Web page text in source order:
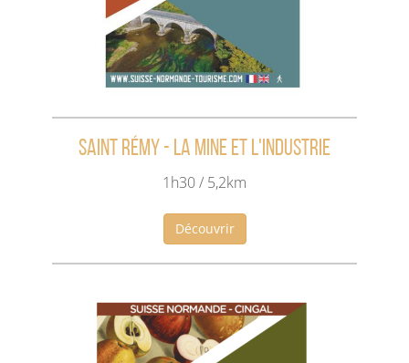
Saint Rémy - La mine et l'industrie
1h30 / 5,2km
Découvrir